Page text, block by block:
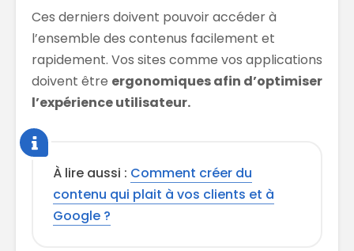
Ces derniers doivent pouvoir accéder à
l’ensemble des contenus facilement et
rapidement. Vos sites comme vos applications
doivent être ergonomiques afin d’optimiser
l’expérience utilisateur.
À lire aussi : Comment créer du
contenu qui plait à vos clients et à
Google ?